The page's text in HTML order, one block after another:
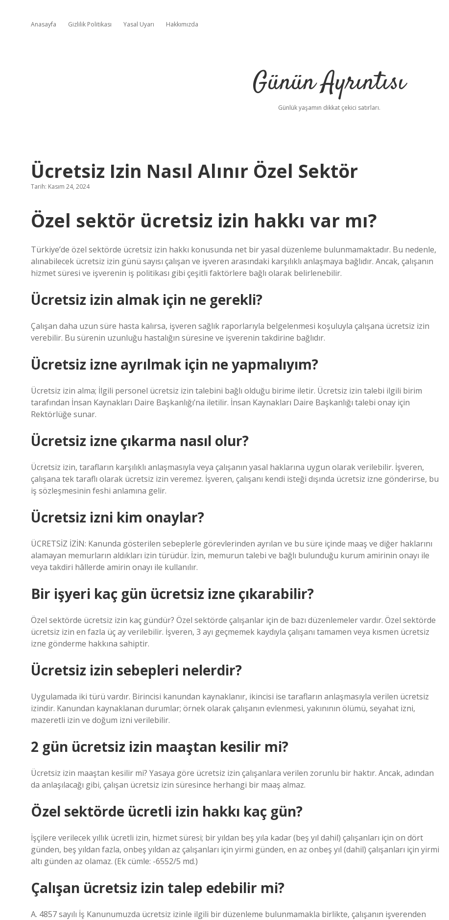
Anasayfa Gizlilik Politikası Yasal Uyarı Hakkımızda
Günün Ayrıntısı
Günlük yaşamın dikkat çekici satırları.
Ücretsiz Izin Nasıl Alınır Özel Sektör
Tarih: Kasım 24, 2024
Özel sektör ücretsiz izin hakkı var mı?
Türkiye’de özel sektörde ücretsiz izin hakkı konusunda net bir yasal düzenleme bulunmamaktadır. Bu nedenle,
alınabilecek ücretsiz izin günü sayısı çalışan ve işveren arasındaki karşılıklı anlaşmaya bağlıdır. Ancak, çalışanın
hizmet süresi ve işverenin iş politikası gibi çeşitli faktörlere bağlı olarak belirlenebilir.
Ücretsiz izin almak için ne gerekli?
Çalışan daha uzun süre hasta kalırsa, işveren sağlık raporlarıyla belgelenmesi koşuluyla çalışana ücretsiz izin
verebilir. Bu sürenin uzunluğu hastalığın süresine ve işverenin takdirine bağlıdır.
Ücretsiz izne ayrılmak için ne yapmalıyım?
Ücretsiz izin alma; İlgili personel ücretsiz izin talebini bağlı olduğu birime iletir. Ücretsiz izin talebi ilgili birim
tarafından İnsan Kaynakları Daire Başkanlığı’na iletilir. İnsan Kaynakları Daire Başkanlığı talebi onay için
Rektörlüğe sunar.
Ücretsiz izne çıkarma nasıl olur?
Ücretsiz izin, tarafların karşılıklı anlaşmasıyla veya çalışanın yasal haklarına uygun olarak verilebilir. İşveren,
çalışana tek taraflı olarak ücretsiz izin veremez. İşveren, çalışanı kendi isteği dışında ücretsiz izne gönderirse, bu
iş sözleşmesinin feshi anlamına gelir.
Ücretsiz izni kim onaylar?
ÜCRETSİZ İZİN: Kanunda gösterilen sebeplerle görevlerinden ayrılan ve bu süre içinde maaş ve diğer haklarını
alamayan memurların aldıkları izin türüdür. İzin, memurun talebi ve bağlı bulunduğu kurum amirinin onayı ile
veya takdiri hâllerde amirin onayı ile kullanılır.
Bir işyeri kaç gün ücretsiz izne çıkarabilir?
Özel sektörde ücretsiz izin kaç gündür? Özel sektörde çalışanlar için de bazı düzenlemeler vardır. Özel sektörde
ücretsiz izin en fazla üç ay verilebilir. İşveren, 3 ayı geçmemek kaydıyla çalışanı tamamen veya kısmen ücretsiz
izne gönderme hakkına sahiptir.
Ücretsiz izin sebepleri nelerdir?
Uygulamada iki türü vardır. Birincisi kanundan kaynaklanır, ikincisi ise tarafların anlaşmasıyla verilen ücretsiz
izindir. Kanundan kaynaklanan durumlar; örnek olarak çalışanın evlenmesi, yakınının ölümü, seyahat izni,
mazeretli izin ve doğum izni verilebilir.
2 gün ücretsiz izin maaştan kesilir mi?
Ücretsiz izin maaştan kesilir mi? Yasaya göre ücretsiz izin çalışanlara verilen zorunlu bir haktır. Ancak, adından
da anlaşılacağı gibi, çalışan ücretsiz izin süresince herhangi bir maaş almaz.
Özel sektörde ücretli izin hakkı kaç gün?
İşçilere verilecek yıllık ücretli izin, hizmet süresi; bir yıldan beş yıla kadar (beş yıl dahil) çalışanları için on dört
günden, beş yıldan fazla, onbeş yıldan az çalışanları için yirmi günden, en az onbeş yıl (dahil) çalışanları için yirmi
altı günden az olamaz. (Ek cümle: -6552/5 md.)
Çalışan ücretsiz izin talep edebilir mi?
A. 4857 sayılı İş Kanunumuzda ücretsiz izinle ilgili bir düzenleme bulunmamakla birlikte, çalışanın işverenden